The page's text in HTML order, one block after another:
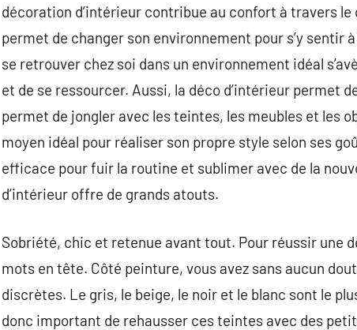
décoration d’intérieur contribue au confort à travers
permet de changer son environnement pour s’y sentir
se retrouver chez soi dans un environnement idéal
et de se ressourcer. Aussi, la déco d’intérieur permet
permet de jongler avec les teintes, les meubles et les
moyen idéal pour réaliser son propre style selon ses
efficace pour fuir la routine et sublimer avec de la
d’intérieur offre de grands atouts.
Sobriété, chic et retenue avant tout. Pour réussir une
mots en tête. Côté peinture, vous avez sans aucun
discrètes. Le gris, le beige, le noir et le blanc sont le
donc important de rehausser ces teintes avec des